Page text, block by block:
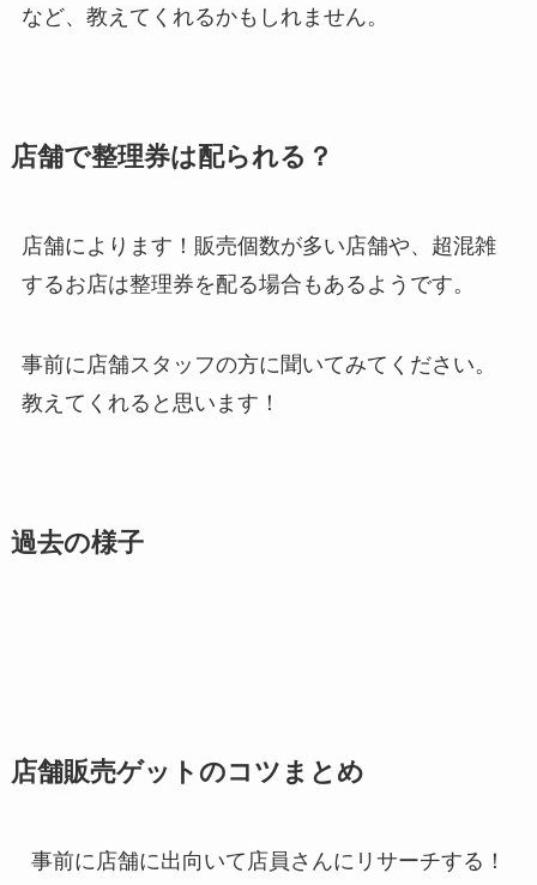
など、教えてくれるかもしれません。
店舗で整理券は配られる？
店舗によります！販売個数が多い店舗や、超混雑
するお店は整理券を配る場合もあるようです。
事前に店舗スタッフの方に聞いてみてください。
教えてくれると思います！
過去の様子
店舗販売ゲットのコツまとめ
事前に店舗に出向いて店員さんにリサーチする！